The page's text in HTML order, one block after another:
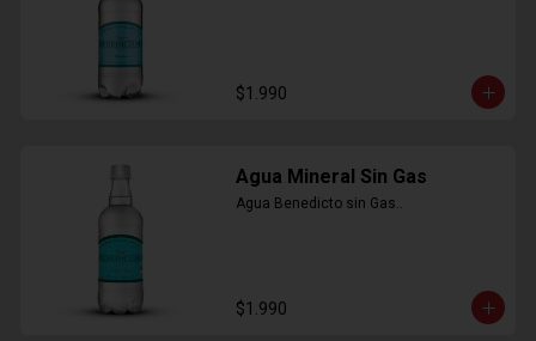
$1.990
Agua Mineral Sin Gas
Agua Benedicto sin Gas..
$1.990